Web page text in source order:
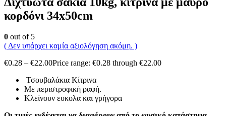
κορδόνι 34x50cm
0 out of 5
( Δεν υπάρχει καμία αξιολόγηση ακόμη. )
€0.28 – €22.00Price range: €0.28 through €22.00
Τσουβαλάκια Κίτρινα
Με περιστροφική ραφή.
Κλείνουν ευκολα και γρήγορα